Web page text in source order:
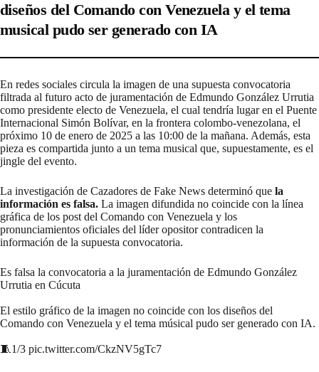
diseños del Comando con Venezuela y el tema
musical pudo ser generado con IA
En redes sociales circula la imagen de una supuesta convocatoria
filtrada al futuro acto de juramentación de Edmundo González Urrutia
como presidente electo de Venezuela, el cual tendría lugar en el Puente
Internacional Simón Bolívar, en la frontera colombo-venezolana, el
próximo 10 de enero de 2025 a las 10:00 de la mañana. Además, esta
pieza es compartida junto a un tema musical que, supuestamente, es el
jingle del evento.
La investigación de Cazadores de Fake News determinó que la
información es falsa. La imagen difundida no coincide con la línea
gráfica de los post del Comando con Venezuela y los
pronunciamientos oficiales del líder opositor contradicen la
información de la supuesta convocatoria.
Es falsa la convocatoria a la juramentación de Edmundo González
Urrutia en Cúcuta
El estilo gráfico de la imagen no coincide con los diseños del
Comando con Venezuela y el tema músical pudo ser generado con IA.
🧵1/3 pic.twitter.com/CkzNV5gTc7